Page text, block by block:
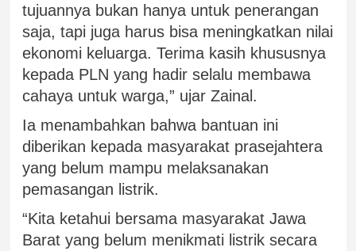
tujuannya bukan hanya untuk penerangan
saja, tapi juga harus bisa meningkatkan nilai
ekonomi keluarga. Terima kasih khususnya
kepada PLN yang hadir selalu membawa
cahaya untuk warga,” ujar Zainal.
Ia menambahkan bahwa bantuan ini
diberikan kepada masyarakat prasejahtera
yang belum mampu melaksanakan
pemasangan listrik.
“Kita ketahui bersama masyarakat Jawa
Barat yang belum menikmati listrik secara